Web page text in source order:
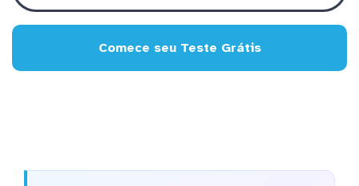
Comece seu Teste Grátis